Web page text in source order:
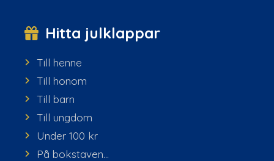
Hitta julklappar
Till henne
Till honom
Till barn
Till ungdom
Under 100 kr
På bokstaven...